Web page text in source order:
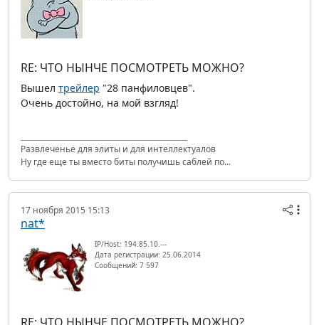
RE: ЧТО НЫНЧЕ ПОСМОТРЕТЬ МОЖНО?
Вышел трейлер "28 панфиловцев".
Очень достойно, на мой взгляд!
Развлеченье для элиты и для интеллектуалов
Ну где еще ты вместо биты получишь саблей по...
17 ноября 2015 15:13
nat*
IP/Host: 194.85.10.---
Дата регистрации: 25.06.2014
Сообщений: 7 597